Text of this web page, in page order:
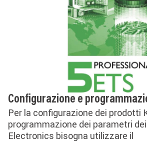
Configurazione e
Per la configurazione dei prodotti
programmazione dei parametri
Electronics bisogna utilizzare il